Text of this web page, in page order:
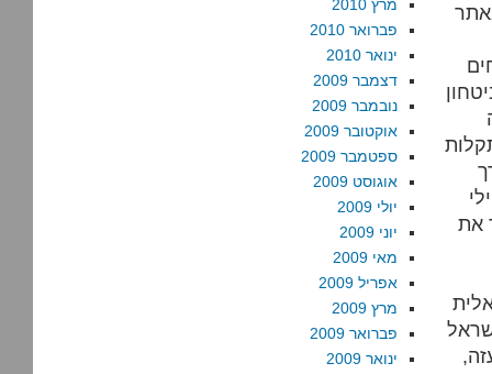
את
מרץ 2010
פברואר 2010
ינואר 2010
דצמבר 2009
נובמבר 2009
אוקטובר 2009
ספטמבר 2009
אוגוסט 2009
יולי 2009
יוני 2009
מאי 2009
אפריל 2009
מרץ 2009
פברואר 2009
ינואר 2009